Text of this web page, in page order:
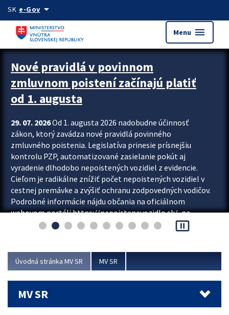
Preskocit na hlavný obsah
SK e-Govarrow_drop_down
Menu menu
Zastavit automatický posun upútavok
Nové pravidlá v povinnom
zmluvnom poistení začínajú platiť
od 1. augusta
29. 07. 2026Od 1. augusta 2026 nadobudne účinnosť
zákon, ktorý zavádza nové pravidlá povinného
zmluvného poistenia. Legislatíva prinesie prísnejšiu
kontrolu PZP, automatizované zasielanie pokút aj
vyradenie dlhodobo nepoistených vozidiel z evidencie.
Cieľom je radikálne znížiť počet nepoistených vozidiel v
cestnej premávke a zvýšiť ochranu zodpovedných vodičov.
Podrobné informácie nájdu občania na oficiálnom
webovom portáli https://nepoistenevozidlo.sk/, na
ktorom od augusta pribudne aj možnosť overiť si...
pause_presentation
Úvodná stránka MV SR MV SR
MV SR